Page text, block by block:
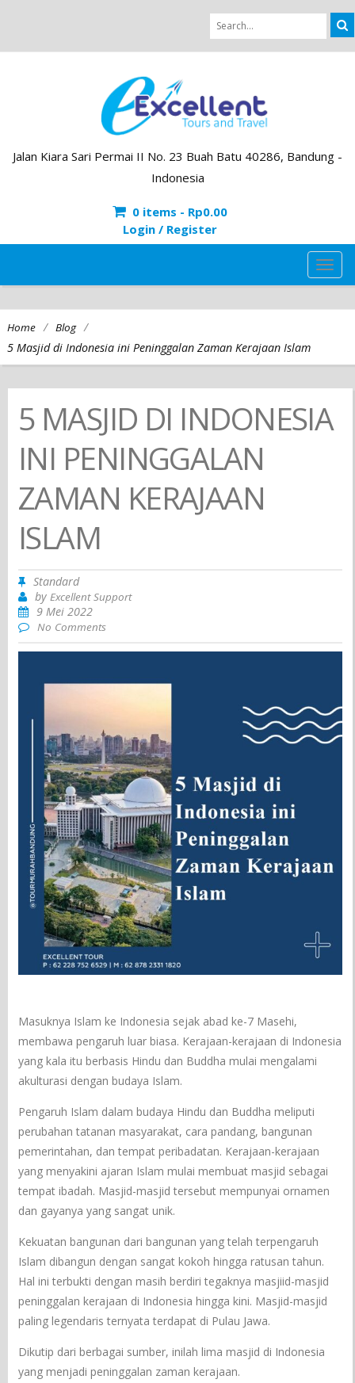
Jalan Kiara Sari Permai II No. 23 Buah Batu 40286, Bandung -
Indonesia
0 items - Rp0.00
Login / Register
Home / Blog /
5 Masjid di Indonesia ini Peninggalan Zaman Kerajaan Islam
5 MASJID DI INDONESIA
INI PENINGGALAN
ZAMAN KERAJAAN
ISLAM
Standard
byExcellent Support
9 Mei 2022
No Comments
Masuknya Islam ke Indonesia sejak abad ke-7 Masehi,
membawa pengaruh luar biasa. Kerajaan-kerajaan di Indonesia
yang kala itu berbasis Hindu dan Buddha mulai mengalami
akulturasi dengan budaya Islam.
Pengaruh Islam dalam budaya Hindu dan Buddha meliputi
perubahan tatanan masyarakat, cara pandang, bangunan
pemerintahan, dan tempat peribadatan. Kerajaan-kerajaan
yang menyakini ajaran Islam mulai membuat masjid sebagai
tempat ibadah. Masjid-masjid tersebut mempunyai ornamen
dan gayanya yang sangat unik.
Kekuatan bangunan dari bangunan yang telah terpengaruh
Islam dibangun dengan sangat kokoh hingga ratusan tahun.
Hal ini terbukti dengan masih berdiri tegaknya masjiid-masjid
peninggalan kerajaan di Indonesia hingga kini. Masjid-masjid
paling legendaris ternyata terdapat di Pulau Jawa.
Dikutip dari berbagai sumber, inilah lima masjid di Indonesia
yang menjadi peninggalan zaman kerajaan.